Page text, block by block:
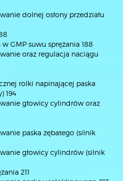
dolnej osłony przedziału
GMP suwu sprężania 188
oraz regulacja naciągu
rolki napinającej paska
194
głowicy cylindrów oraz
paska zębatego (silnik
głowicy cylindrów (silnik
211